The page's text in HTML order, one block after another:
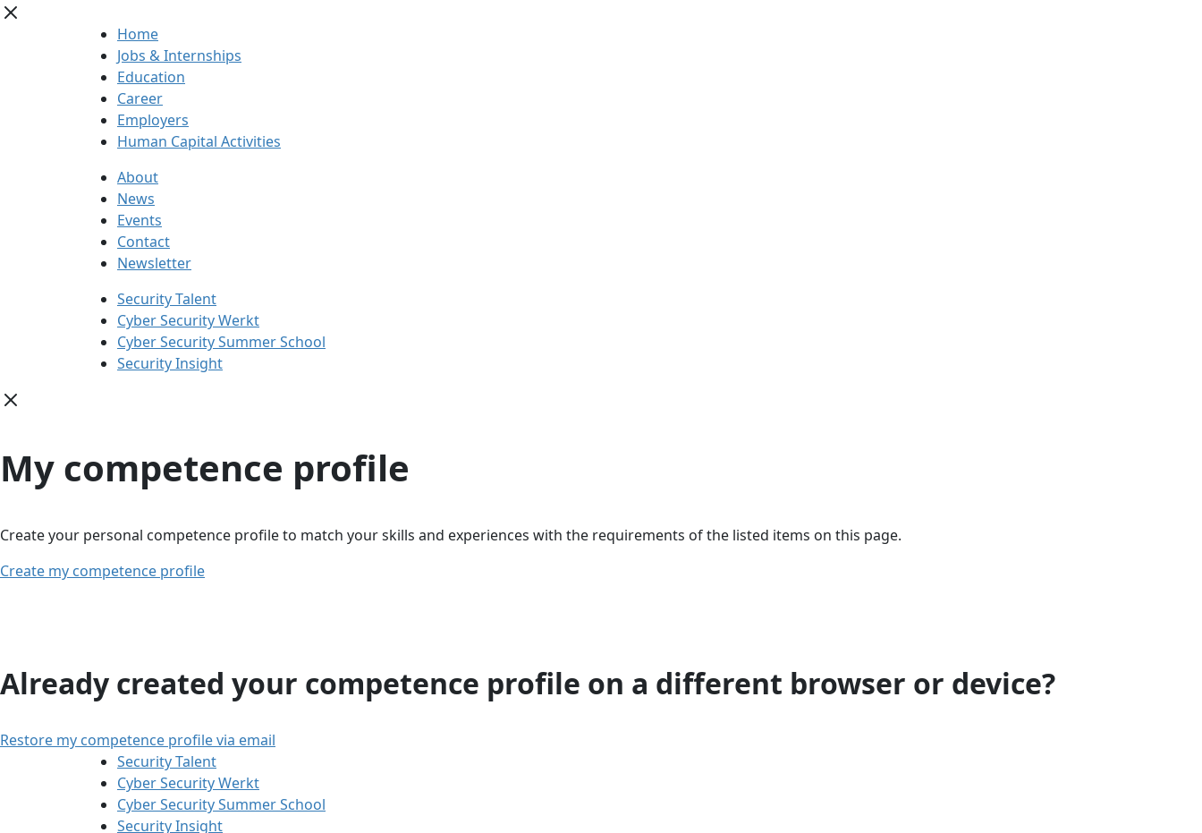
Home
Jobs & Internships
Education
Career
Employers
Human Capital Activities
About
News
Events
Contact
Newsletter
Security Talent
Cyber Security Werkt
Cyber Security Summer School
Security Insight
My competence profile
Create your personal competence profile to match your skills and experiences with the requirements of the listed items on this page.
Create my competence profile
Already created your competence profile on a different browser or device?
Restore my competence profile via email
Security Talent
Cyber Security Werkt
Cyber Security Summer School
Security Insight